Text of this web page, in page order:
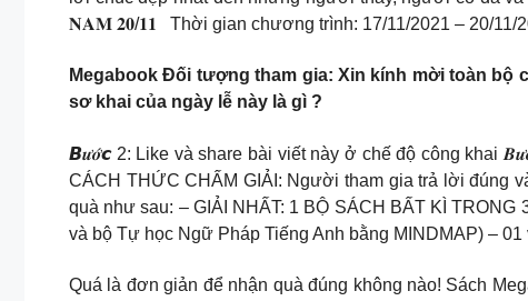
𝐍𝐀𝐌 𝟐𝟎/𝟏𝟏 Thời gian chương trình: 17/11/2021 – 20/11/
Megabook Đối tượng tham gia: Xin kính mời toàn bộ
sơ khai của ngày lễ này là gì ?
𝘽𝒖̛𝒐̛́𝙘 2: Like và share bài viết này ở chế độ công khai
CÁCH THỨC CHẤM GIẢI: Người tham gia trả lời đúng
quà như sau: – GIẢI NHẤT: 1 BỘ SÁCH BẤT KÌ
và bộ Tự học Ngữ Pháp Tiếng Anh bằng MINDMAP) –
Quá là đơn giản để nhận quà đúng không nào! Sách